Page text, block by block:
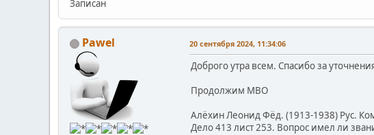
Записан
Pawel 20 сентября 2024, 11:34:06
Доброго утра всем. Спасибо за
Продолжим МВО
Алёхин Леонид Фёд. (1913-1938) Рус.
Дело 413 лист 253. Вопрос имел ли